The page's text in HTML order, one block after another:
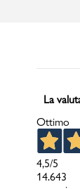
La
Ottimo
4,5/5
14.643